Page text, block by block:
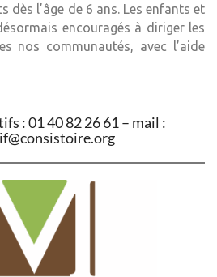
dès l’âge de 6 ans. Les enfants et
encouragés à diriger les
nos communautés, avec l’aide
: 01 40 82 26 61 – mail :